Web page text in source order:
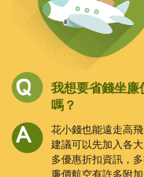
我想要省錢坐廉
嗎？
花小錢也能遠走高
建議可以先加入各
多優惠折扣資訊，
廉價航空有許多附